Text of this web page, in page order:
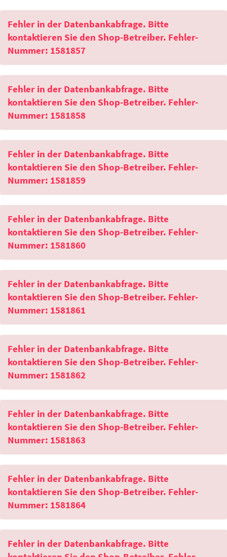
Fehler in der Datenbankabfrage. Bitte
kontaktieren Sie den Shop-Betreiber. Fehler-
Nummer: 1581857
Fehler in der Datenbankabfrage. Bitte
kontaktieren Sie den Shop-Betreiber. Fehler-
Nummer: 1581858
Fehler in der Datenbankabfrage. Bitte
kontaktieren Sie den Shop-Betreiber. Fehler-
Nummer: 1581859
Fehler in der Datenbankabfrage. Bitte
kontaktieren Sie den Shop-Betreiber. Fehler-
Nummer: 1581860
Fehler in der Datenbankabfrage. Bitte
kontaktieren Sie den Shop-Betreiber. Fehler-
Nummer: 1581861
Fehler in der Datenbankabfrage. Bitte
kontaktieren Sie den Shop-Betreiber. Fehler-
Nummer: 1581862
Fehler in der Datenbankabfrage. Bitte
kontaktieren Sie den Shop-Betreiber. Fehler-
Nummer: 1581863
Fehler in der Datenbankabfrage. Bitte
kontaktieren Sie den Shop-Betreiber. Fehler-
Nummer: 1581864
Fehler in der Datenbankabfrage. Bitte